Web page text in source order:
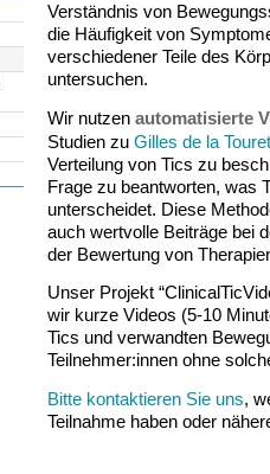
Verständnis von
die Häufigkeit von
verschiedener Teile des
untersuchen.
Wir nutzen automatisierte
Studien zu Gilles de la
Verteilung von Tics zu
Frage zu beantworten, was
unterscheidet. Diese
auch wertvolle Beiträge bei
der Bewertung von
Unser Projekt
wir kurze Videos (5-10
Tics und verwandten
Teilnehmer:innen ohne
Bitte kontaktieren Sie uns,
Teilnahme haben oder